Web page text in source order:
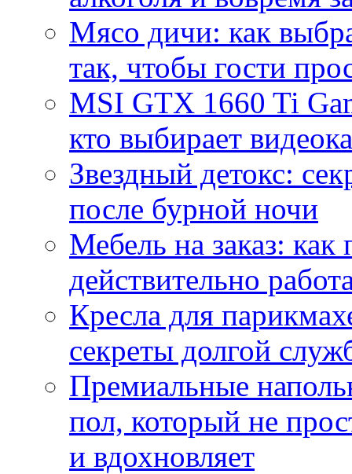
Мясо дичи: как
так, чтобы гости
MSI GTX 1660 Ti
кто выбирает
Звездный детокс:
после бурной ночи
Мебель на заказ:
действительно
Кресла для
секреты долгой
Премиальные
пол, который не
и вдохновляет